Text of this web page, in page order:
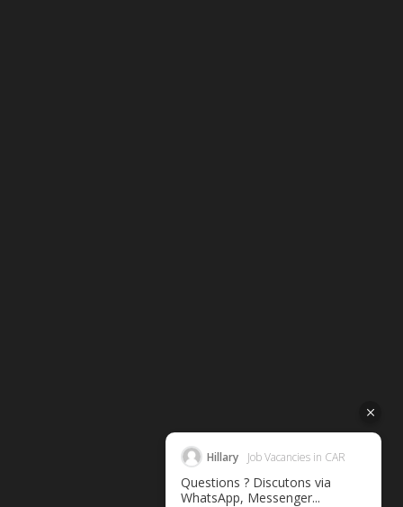
Hillary Job Vacancies in CAR
Questions ? Discutons via
WhatsApp, Messenger...